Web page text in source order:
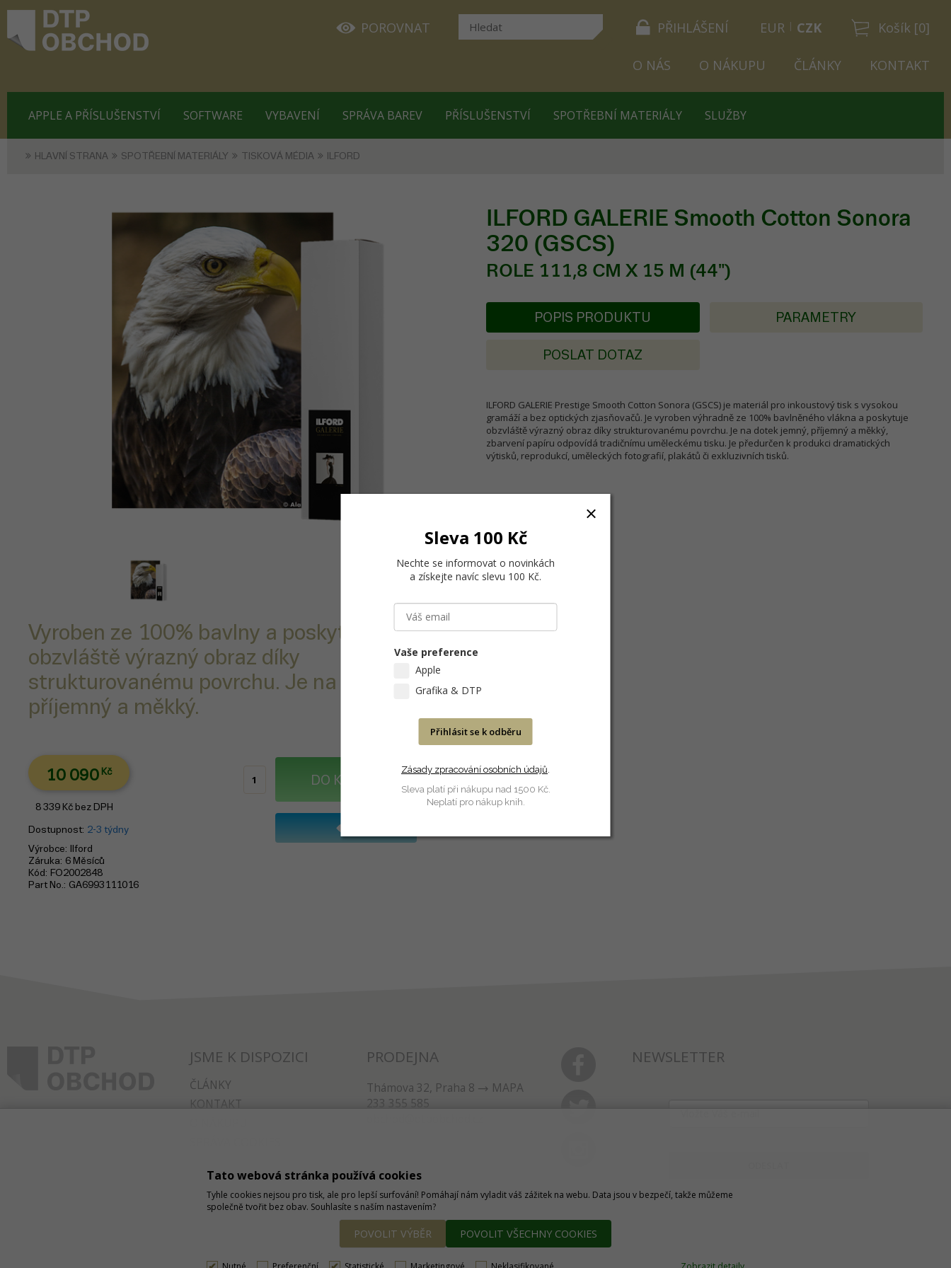
PŘIHLÁŠENÍ Košík [0]
POROVNAT EUR CZK
O NÁS O NÁKUPU ČLÁNKY KONTAKT
APPLE A PŘÍSLUŠENSTVÍ SOFTWARE VYBAVENÍ SPRÁVA BAREV PŘÍSLUŠENSTVÍ SPOTŘEBNÍ MATERIÁLY SLUŽBY
HLAVNÍ STRANA SPOTŘEBNÍ MATERIÁLY TISKOVÁ MÉDIA ILFORD
ILFORD GALERIE Smooth Cotton Sonora
320 (GSCS)
ROLE 111,8 CM X 15 M (44")
Vyroben ze 100% bavlny a poskytuje
obzvláště výrazný obraz díky
strukturovanému povrchu. Je na dotek jemný,
příjemný a měkký.
10 090 Kč
8 339 Kč bez DPH
Dostupnost 2-3 týdny
Výrobce
Ilford
Záruka 6 Měsíců
Kód
FO2002848
Part No. GA6993111016
DO KOŠÍKU
POPIS PRODUKTU PARAMETRY
POSLAT DOTAZ
ILFORD GALERIE Prestige Smooth Cotton Sonora (GSCS) je materiál pro inkoustový tisk s vysokou
gramáží a bez optických zjasňovačů. Je vyroben výhradně ze 100% bavlněného vlákna a poskytuje
obzvláště výrazný obraz díky strukturovanému povrchu. Je na dotek jemný, příjemný a měkký,
zbarvení papíru odpovídá tradičnímu uměleckému tisku. Je předurčen k produkci dramatických
výtisků, reprodukcí, uměleckých fotografií, plakátů či exkluzivních tisků.
JSME K DISPOZICI
ČLÁNKY
KONTAKT
PRODEJNA
Thámova 32, Praha 8
MAPA
233 355 585
NEWSLETTER
Tato webová stránka používá cookies
Tyhle cookies nejsou pro tisk, ale pro lepší surfování! Pomáhají nám vyladit váš zážitek na webu. Data jsou v bezpečí, takže můžeme
společně tvořit bez obav. Souhlasíte s naším nastavením?
POVOLIT VÝBĚR POVOLIT VŠECHNY COOKIES
Sleva 100 Kč
Nechte se informovat o novinkách
a získejte navíc slevu 100 Kč.
Vaše preference
Apple
Grafika & DTP
Přihlásit se k odběru
Zásady zpracování osobních údajů
Sleva platí při nákupu nad 1500 Kč.
Neplatí pro nákup knih.